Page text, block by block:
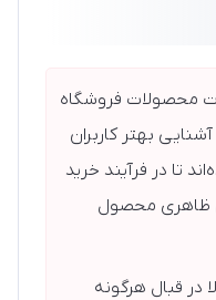
محصولات فروشگاه
بهتر کاربران
تا در فرآیند خرید
ظاهری محصول
در قبال هرگونه